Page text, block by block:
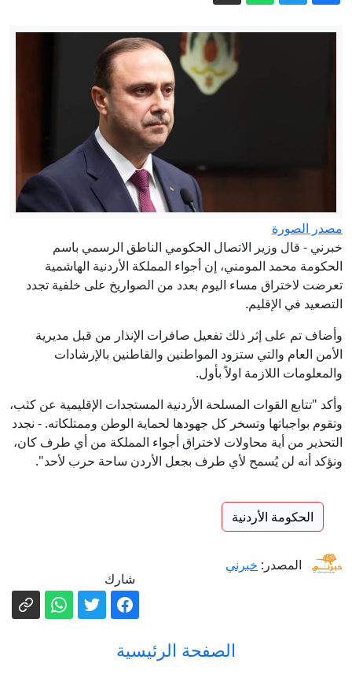
بيان هام من وزارة التربية بخصوص اعلان
نتائج التوجيهي
الأردن.. التربية تحذر من خدعة تعديل
علامات التوجيهي
التربية تحذر من مدّعي إمكانية تعديل نتائج
التوجيهي مقابل مبالغ مالية
"سنتكوم": استمرار انتشار أكثر من 20
سفينة حربية لمواصلة حصار إيران
تأجيل موعد اعلان نتائج الثانوية العامة
مصدر الصورة
خبرني - قال وزير الاتصال الحكومي الناطق الرسمي باسم
الحكومة محمد المومني، إن أجواء المملكة الأردنية الهاشمية
تعرضت لاختراق مساء اليوم بعدد من الصواريخ على خلفية تجدد
التصعيد في الإقليم.
وأضاف تم على إثر ذلك تفعيل صافرات الإنذار من قبل مديرية
الأمن العام والتي ستزود المواطنين والقاطنين بالإرشادات
والمعلومات اللازمة اولاً بأول.
وأكد "تتابع القوات المسلحة الأردنية المستجدات الإقليمية عن كثب،
وتقوم بواجباتها وتسخر كل جهودها لحماية الوطن وممتلكاته. - نجدد
التحذير من أية محاولات لاختراق أجواء المملكة من أي طرف كان،
ونؤكد أنه لن يُسمح لأي طرف بجعل الأردن ساحة حرب لأحد".
الحكومة الأردنية
المصدر: خبرني
شارك
الصفحة الرئيسية